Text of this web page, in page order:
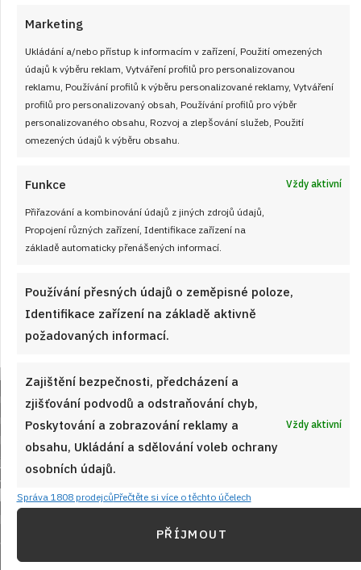
Marketing
Ukládání a/nebo přístup k informacím v zařízení, Použití omezených
údajů k výběru reklam, Vytváření profilů pro personalizovanou
reklamu, Používání profilů k výběru personalizované reklamy, Vytváření
profilů pro personalizovaný obsah, Používání profilů pro výběr
personalizovaného obsahu, Rozvoj a zlepšování služeb, Použití
omezených údajů k výběru obsahu.
Funkce Vždy aktivní
Přiřazování a kombinování údajů z jiných zdrojů údajů,
Propojení různých zařízení, Identifikace zařízení na
základě automaticky přenášených informací.
Používání přesných údajů o zeměpisné poloze,
Identifikace zařízení na základě aktivně
požadovaných informací.
Zajištění bezpečnosti, předcházení a
zjišťování podvodů a odstraňování chyb,
Poskytování a zobrazování reklamy a
obsahu, Ukládání a sdělování voleb ochrany
osobních údajů.
Vždy aktivní
Správa 1808 prodejcůPřečtěte si více o těchto účelech
PŘÍJMOUT
výrobků z českých obchodů se značně
liší cenou i kvalitou